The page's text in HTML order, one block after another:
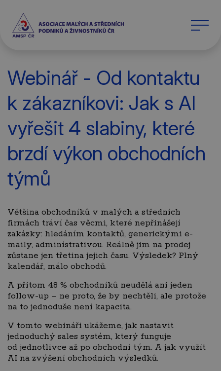
Webinář - Od kontaktu
k zákazníkovi: Jak s AI
vyřešit 4 slabiny, které
brzdí výkon obchodních
týmů
Většina obchodníků v malých a středních
firmách tráví čas věcmi, které nepřinášejí
zakázky: hledáním kontaktů, generickými e-
maily, adminístrativou. Reálně jim na prodej
zůstane jen třetina jejich času. Výsledek? Plný
kalendář, málo obchodů.
A přitom 48 % obchodníků neudělá ani jeden
follow-up – ne proto, že by nechtěli, ale protože
na to jednoduše není kapacita.
V tomto webináři ukážeme, jak nastavit
jednoduchý sales systém, který funguje
od jednotlivce až po obchodní tým. A jak využít
AI na zvýšení obchodních výsledků.